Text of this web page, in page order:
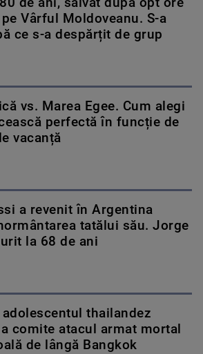
Vârful Moldoveanu. S-a
ce s-a despărțit de grup
vs. Marea Egee. Cum alegi
perfectă în funcție de
vacanță
a revenit în Argentina
tatălui său. Jorge
la 68 de ani
adolescentul thailandez
comite atacul armat mortal
de lângă Bangkok